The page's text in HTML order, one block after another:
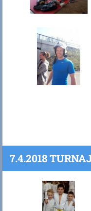
7.4.2018